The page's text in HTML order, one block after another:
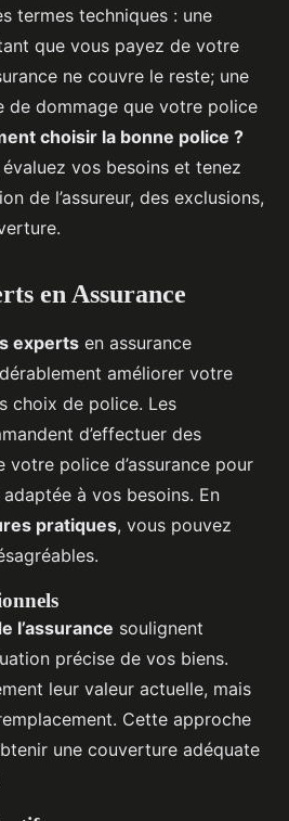
termes techniques : une
que vous payez de votre
ne couvre le reste; une
de dommage que votre police
choisir la bonne police ?
vos besoins et tenez
de l’assureur, des exclusions,
en Assurance
experts en assurance
améliorer votre
choix de police. Les
d’effectuer des
votre police d’assurance pour
adaptée à vos besoins. En
pratiques, vous pouvez
l’assurance soulignent
précise de vos biens.
leur valeur actuelle, mais
Cette approche
une couverture adéquate